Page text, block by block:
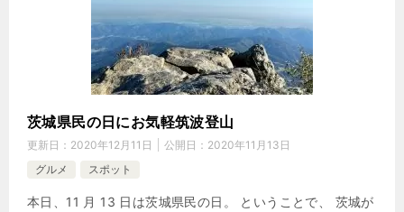
茨城県民の日にお気軽筑波登山
更新日： 2020年12月11日 公開日： 2020年11月13日
グルメ
スポット
本日、11 月 13 日は茨城県民の日。 ということで、 茨城が